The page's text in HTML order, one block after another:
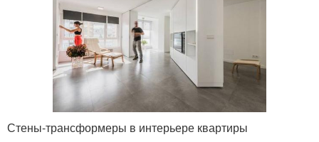
Стены-трансформеры в интерьере квартиры